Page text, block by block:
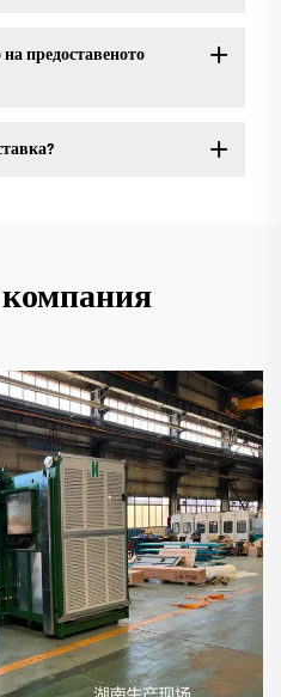
предоставеното